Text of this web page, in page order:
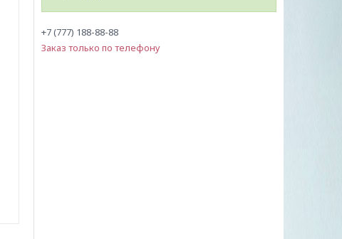
+7 (777) 188-88-88
Заказ только по телефону